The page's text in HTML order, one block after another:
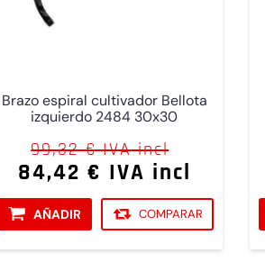
Brazo espiral cultivador Bellota
izquierdo 2484 30x30
99,32 € IVA incl
84,42 € IVA incl
AÑADIR COMPARAR